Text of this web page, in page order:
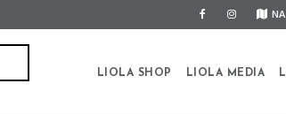
LIOLA SHOP LIOLA MEDIA